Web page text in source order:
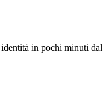
in pochi minuti dal